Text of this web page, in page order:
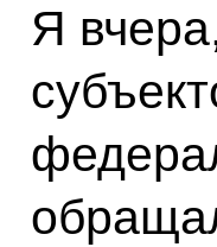
Я